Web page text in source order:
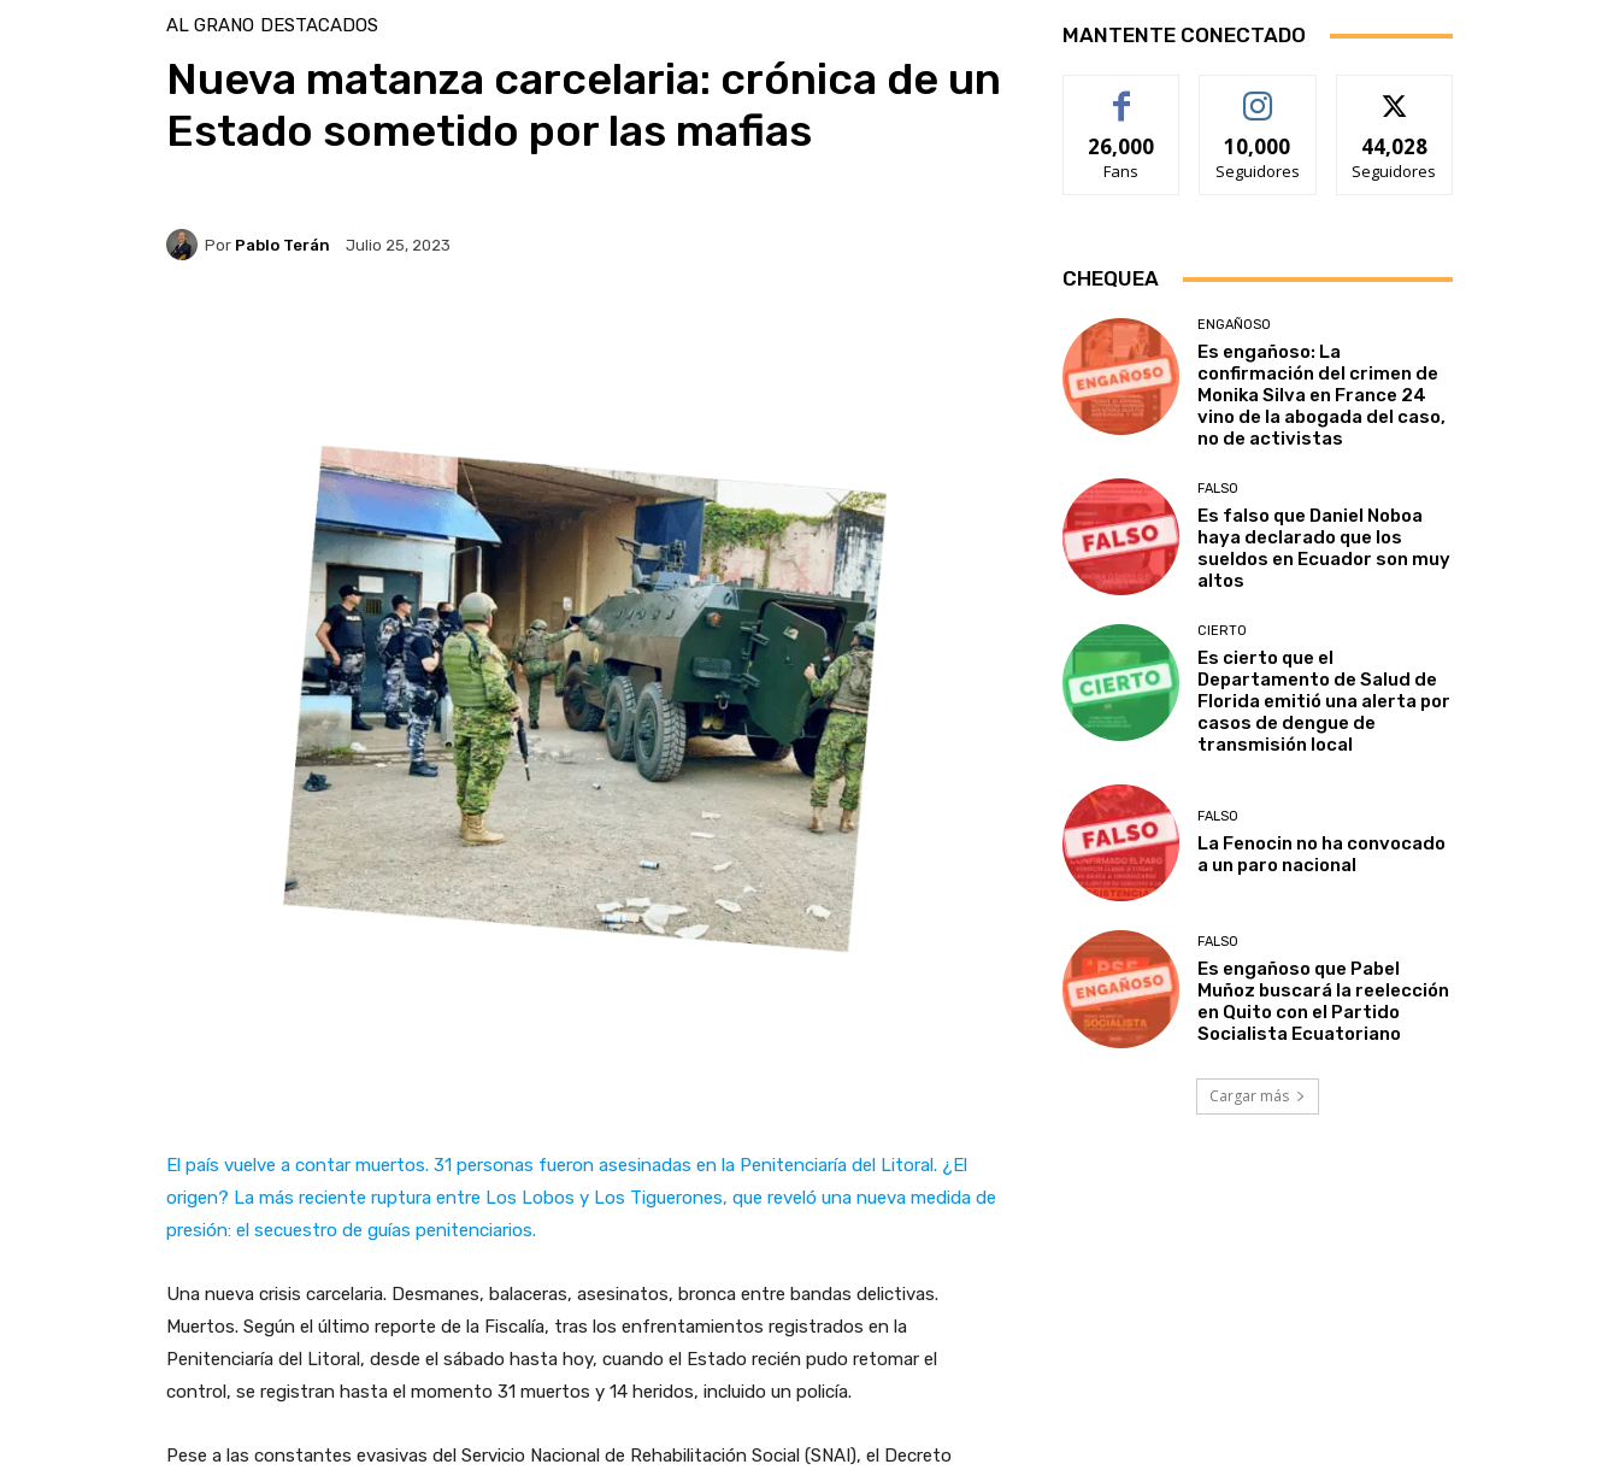
AL GRANO DESTACADOS
Nueva matanza carcelaria: crónica de un
Estado sometido por las mafias
Por Pablo Terán Julio 25, 2023
El país vuelve a contar muertos. 31 personas fueron asesinadas en la Penitenciaría del Litoral. ¿El
origen? La más reciente ruptura entre Los Lobos y Los Tiguerones, que reveló una nueva medida de
presión: el secuestro de guías penitenciarios.
Una nueva crisis carcelaria. Desmanes, balaceras, asesinatos, bronca entre bandas delictivas.
Muertos. Según el último reporte de la Fiscalía, tras los enfrentamientos registrados en la
Penitenciaría del Litoral, desde el sábado hasta hoy, cuando el Estado recién pudo retomar el
control, se registran hasta el momento 31 muertos y 14 heridos, incluido un policía.
Pese a las constantes evasivas del Servicio Nacional de Rehabilitación Social (SNAI), el Decreto
MANTENTE CONECTADO
26,000
Fans
10,000
Seguidores
44,028
Seguidores
CHEQUEA
ENGAÑOSO
Es engañoso: La
confirmación del crimen de
Monika Silva en France 24
vino de la abogada del caso,
no de activistas
FALSO
Es falso que Daniel Noboa
haya declarado que los
sueldos en Ecuador son muy
altos
CIERTO
Es cierto que el
Departamento de Salud de
Florida emitió una alerta por
casos de dengue de
transmisión local
FALSO
La Fenocin no ha convocado
a un paro nacional
FALSO
Es engañoso que Pabel
Muñoz buscará la reelección
en Quito con el Partido
Socialista Ecuatoriano
Cargar más